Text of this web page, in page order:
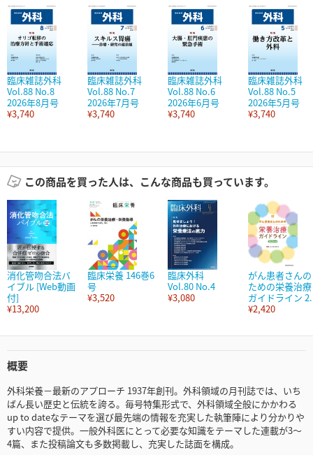
臨床雑誌外科
Vol.88 No.8
2026年8月号
¥3,740
臨床雑誌外科
Vol.88 No.7
2026年7月号
¥3,740
臨床雑誌外科
Vol.88 No.6
2026年6月号
¥3,740
臨床雑誌外科
Vol.88 No.5
2026年5月号
¥3,740
この商品を買った人は、こんな商品も買っています。
消化管吻合法バ
イブル [Web動画
付]
¥13,200
臨床栄養 146巻6
号
¥3,520
臨床外科
Vol.80 No.4
¥3,080
がん患者さんの
ための栄養治療
ガイドライン
¥2,420
概要
外科栄養－最新のアプローチ 1937年創刊。外科領域の月刊誌では、いち
ばん長い歴史と伝統を誇る。毎号特集形式で、外科領域全般にかかわる
up to dateなテーマを選び最先端の情報を充実した執筆陣により分かりや
すい内容で提供。一般外科医にとって必要な知識をテーマした連載が3～
4篇、また投稿論文も多数掲載し、充実した誌面を構成。